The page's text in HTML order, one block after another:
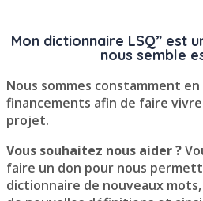
Mon dictionnaire LSQ” est
nous semble
Nous sommes constamment
financements afin de faire
projet.
Vous souhaitez nous aider ?
faire un don pour nous
dictionnaire de nouveaux